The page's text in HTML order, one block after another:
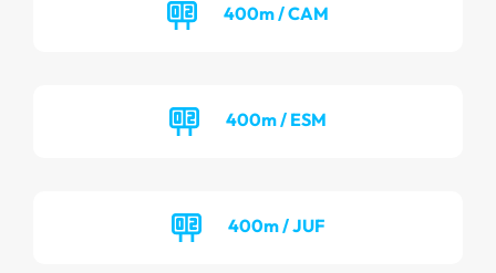
400m / CAM
400m / ESM
400m / JUF